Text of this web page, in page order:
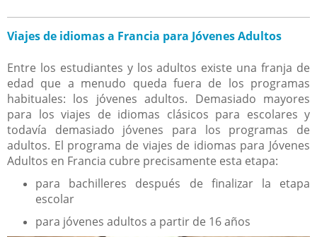
Viajes de idiomas a Francia para Jóvenes Adultos
Entre los estudiantes y los adultos existe una franja de
edad que a menudo queda fuera de los programas
habituales: los jóvenes adultos. Demasiado mayores
para los viajes de idiomas clásicos para escolares y
todavía demasiado jóvenes para los programas de
adultos. El programa de viajes de idiomas para Jóvenes
Adultos en Francia cubre precisamente esta etapa:
para bachilleres después de finalizar la etapa
escolar
para jóvenes adultos a partir de 16 años